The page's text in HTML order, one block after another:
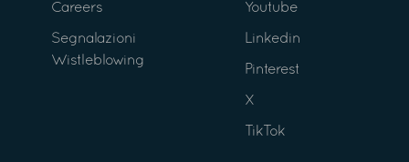
Careers
Segnalazioni
Wistleblowing
Youtube
Linkedin
Pinterest
X
TikTok